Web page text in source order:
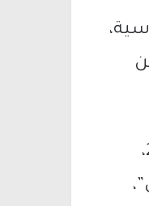
ويُحاكم إغبارية على خلفية لائحة اتهام قدمتها النيابة العامة عام 2018،